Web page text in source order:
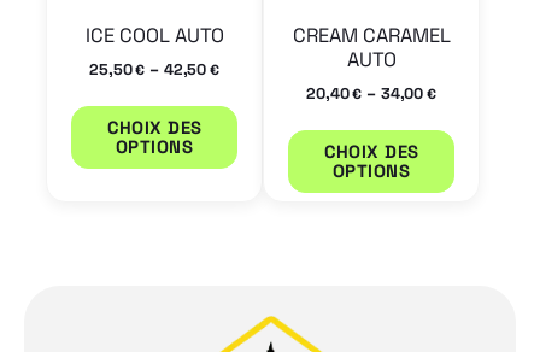
ICE COOL AUTO
25,50€ – 42,50€
CHOIX DES
OPTIONS
page
du
produit
CREAM CARAMEL
AUTO
20,40€ – 34,00€
CHOIX DES
OPTIONS